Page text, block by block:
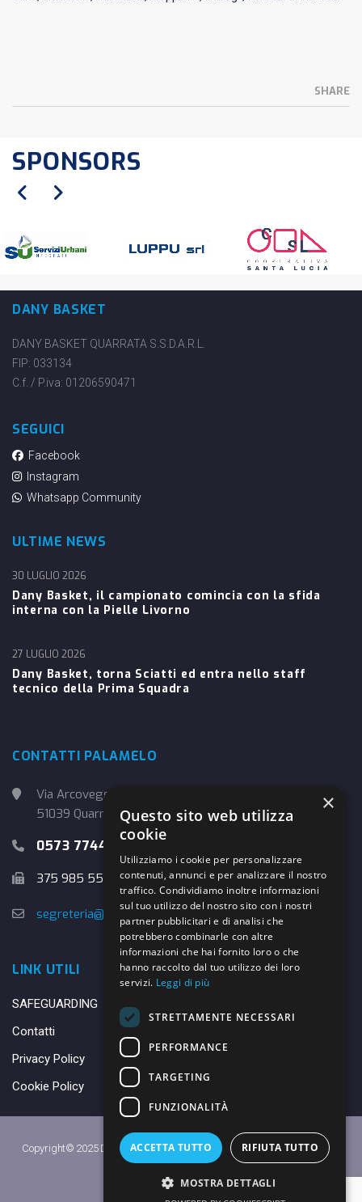
SHARE
SPONSORS
DANY BASKET
DANY BASKET QUARRATA S.S.D.A.R.L.
FIP: 033134
C.f. / P.iva: 01206590471
SEGUICI
Facebook
Instagram
Whatsapp Community
ULTIME NEWS
Dany Basket, il campionato comincia con la sfida
interna con la Pielle Livorno
30 LUGLIO 2026
Dany Basket, torna Sciatti ed entra nello staff
tecnico della Prima Squadra
27 LUGLIO 2026
CONTATTI PALAMELO
Via Arcoveggio, 4
51039 Quarrata (PT)
0573 774457
375 985 5526
segreteria@danybasket.it
LINK UTILI
SAFEGUARDING
Contatti
Privacy Policy
Cookie Policy
Copyright© 2025 DANY BASKET QUARRATA S.S.D.A.R.L. -Privacy Policy
Made with ♥ by
×
Questo sito web utilizza
cookie
Utilizziamo i cookie per personalizzare
contenuti, annunci e per analizzare il nostro
traffico. Condividiamo inoltre informazioni
sul tuo utilizzo del nostro sito con i nostri
partner pubblicitari e di analisi che
potrebbero combinarle con altre
informazioni che hai fornito loro o che
hanno raccolto dal tuo utilizzo dei loro
servizi. Leggi di più
STRETTAMENTE NECESSARI
PERFORMANCE
TARGETING
FUNZIONALITÀ
ACCETTA TUTTO RIFIUTA TUTTO
MOSTRA DETTAGLI